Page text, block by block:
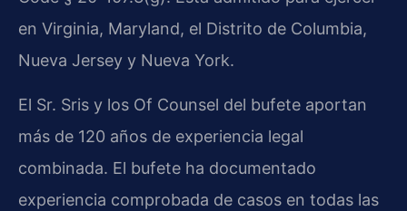
en Virginia, Maryland, el Distrito de Columbia,
Nueva Jersey y Nueva York.
El Sr. Sris y los Of Counsel del bufete aportan
más de 120 años de experiencia legal
combinada. El bufete ha documentado
experiencia comprobada de casos en todas las